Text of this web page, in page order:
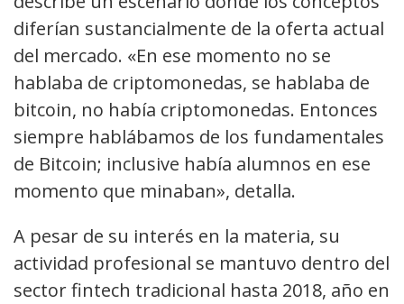
diferían sustancialmente de la oferta actual
del mercado. «En ese momento no se
hablaba de criptomonedas, se hablaba de
bitcoin, no había criptomonedas. Entonces
siempre hablábamos de los fundamentales
de Bitcoin; inclusive había alumnos en ese
momento que minaban», detalla.
A pesar de su interés en la materia, su
actividad profesional se mantuvo dentro del
sector fintech tradicional hasta 2018, año en